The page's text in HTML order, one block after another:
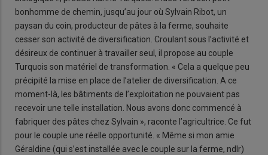
bonhomme de chemin, jusqu’au jour où Sylvain Ribot, un
paysan du coin, producteur de pâtes à la ferme, souhaite
cesser son activité de diversification. Croulant sous l’activité et
désireux de continuer à travailler seul, il propose au couple
Turquois son matériel de transformation. « Cela a quelque peu
précipité la mise en place de l’atelier de diversification. A ce
moment-là, les bâtiments de l’exploitation ne pouvaient pas
recevoir une telle installation. Nous avons donc commencé à
fabriquer des pâtes chez Sylvain », raconte l’agricultrice. Ce fut
pour le couple une réelle opportunité. « Même si mon amie
Géraldine (qui s’est installée avec le couple sur la ferme, ndlr)